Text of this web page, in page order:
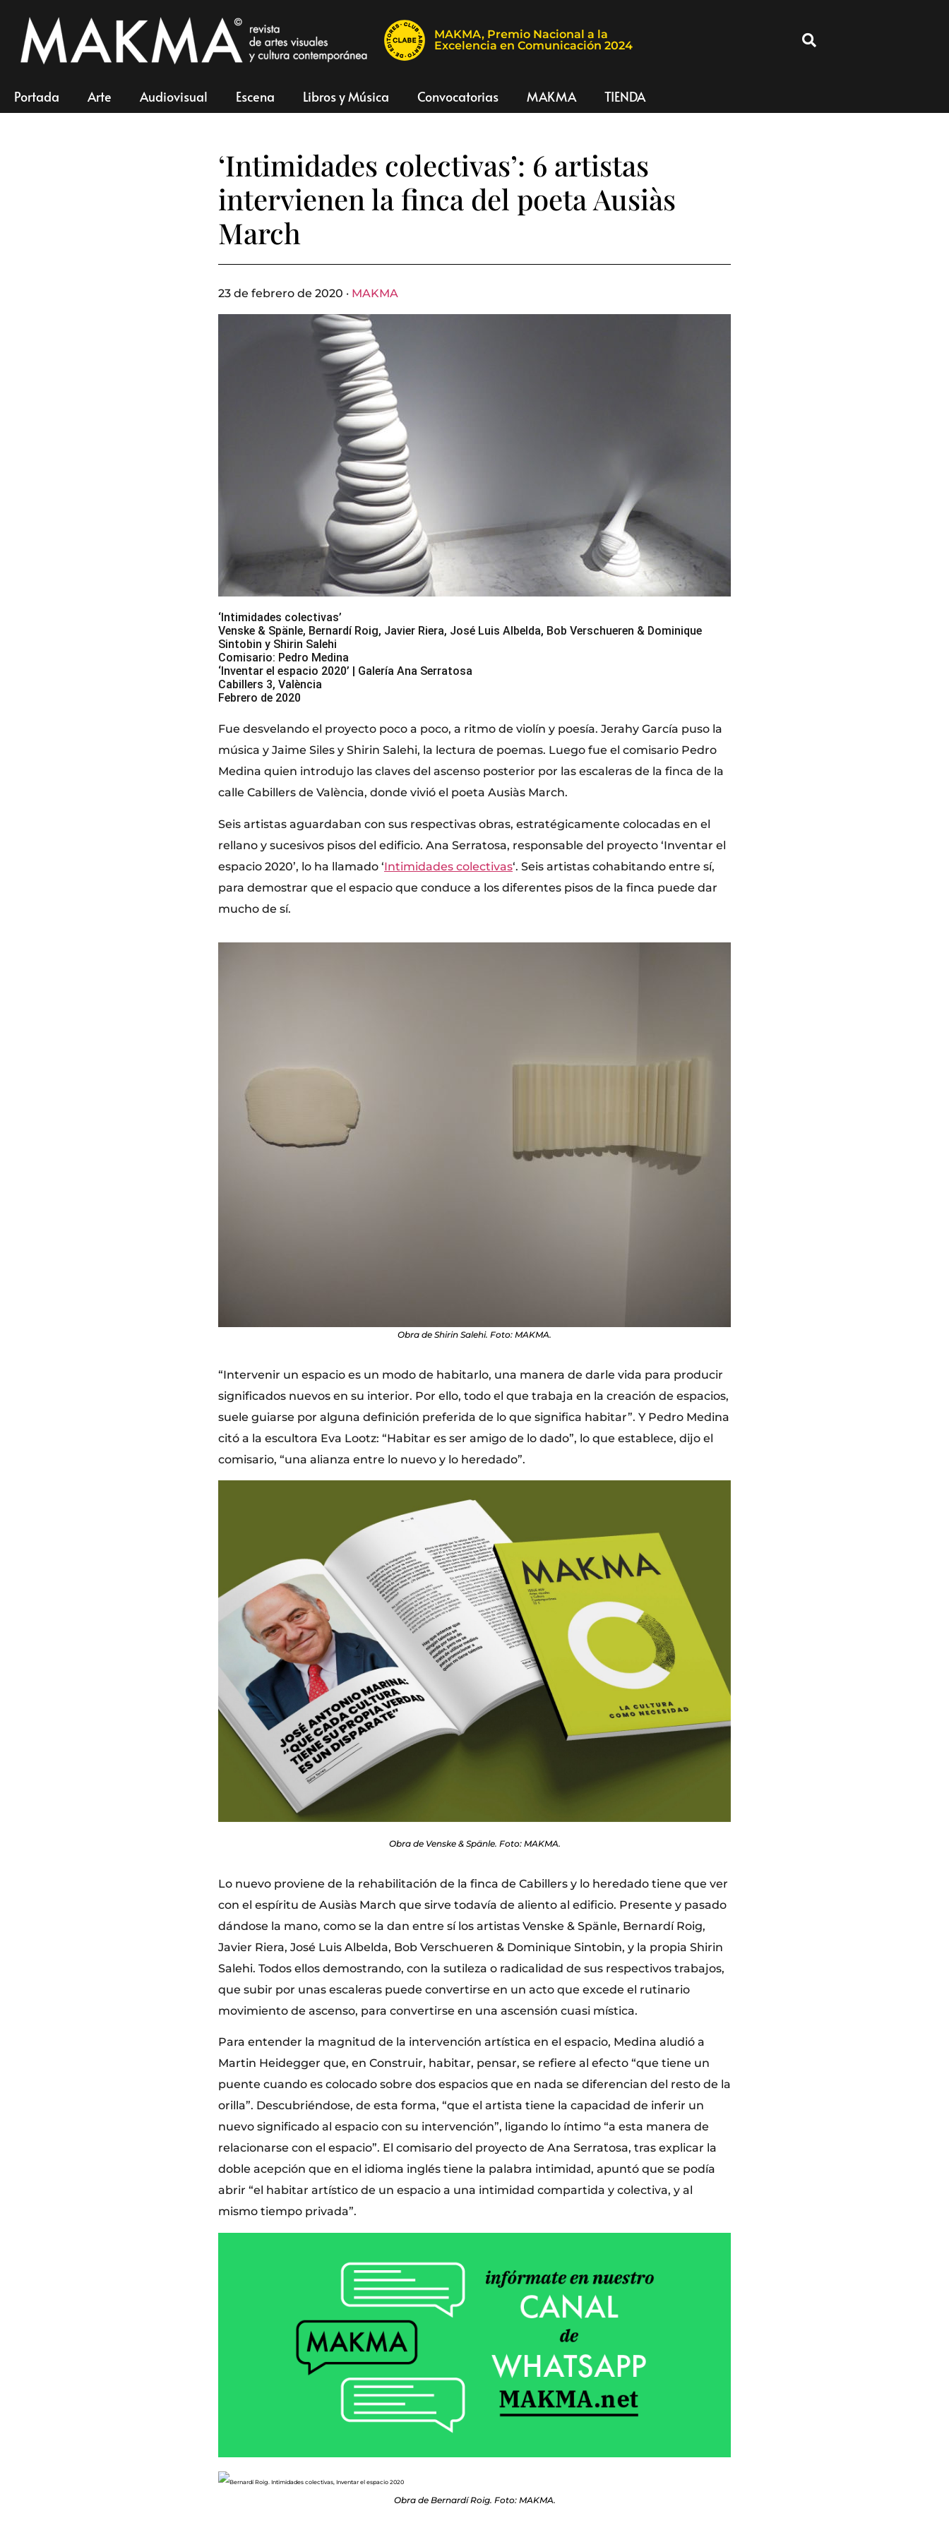
MAKMA, Premio Nacional a la
Excelencia en Comunicación 2024
Portada Arte Audiovisual Escena Libros y Música Convocatorias MAKMA TIENDA
‘Intimidades colectivas’: 6 artistas
intervienen la finca del poeta Ausiàs
March
23 de febrero de 2020 · MAKMA
‘Intimidades colectivas’
Venske & Spänle, Bernardí Roig, Javier Riera, José Luis Albelda, Bob Verschueren & Dominique
Sintobin y Shirin Salehi
Comisario: Pedro Medina
‘Inventar el espacio 2020’ | Galería Ana Serratosa
Cabillers 3, València
Febrero de 2020
Fue desvelando el proyecto poco a poco, a ritmo de violín y poesía. Jerahy García puso la
música y Jaime Siles y Shirin Salehi, la lectura de poemas. Luego fue el comisario Pedro
Medina quien introdujo las claves del ascenso posterior por las escaleras de la finca de la
calle Cabillers de València, donde vivió el poeta Ausiàs March.
Seis artistas aguardaban con sus respectivas obras, estratégicamente colocadas en el
rellano y sucesivos pisos del edificio. Ana Serratosa, responsable del proyecto ‘Inventar el
espacio 2020’, lo ha llamado ‘Intimidades colectivas‘. Seis artistas cohabitando entre sí,
para demostrar que el espacio que conduce a los diferentes pisos de la finca puede dar
mucho de sí.
Obra de Shirin Salehi. Foto: MAKMA.
“Intervenir un espacio es un modo de habitarlo, una manera de darle vida para producir
significados nuevos en su interior. Por ello, todo el que trabaja en la creación de espacios,
suele guiarse por alguna definición preferida de lo que significa habitar”. Y Pedro Medina
citó a la escultora Eva Lootz: “Habitar es ser amigo de lo dado”, lo que establece, dijo el
comisario, “una alianza entre lo nuevo y lo heredado”.
Obra de Venske & Spänle. Foto: MAKMA.
Lo nuevo proviene de la rehabilitación de la finca de Cabillers y lo heredado tiene que ver
con el espíritu de Ausiàs March que sirve todavía de aliento al edificio. Presente y pasado
dándose la mano, como se la dan entre sí los artistas Venske & Spänle, Bernardí Roig,
Javier Riera, José Luis Albelda, Bob Verschueren & Dominique Sintobin, y la propia Shirin
Salehi. Todos ellos demostrando, con la sutileza o radicalidad de sus respectivos trabajos,
que subir por unas escaleras puede convertirse en un acto que excede el rutinario
movimiento de ascenso, para convertirse en una ascensión cuasi mística.
Para entender la magnitud de la intervención artística en el espacio, Medina aludió a
Martin Heidegger que, en Construir, habitar, pensar, se refiere al efecto “que tiene un
puente cuando es colocado sobre dos espacios que en nada se diferencian del resto de la
orilla”. Descubriéndose, de esta forma, “que el artista tiene la capacidad de inferir un
nuevo significado al espacio con su intervención”, ligando lo íntimo “a esta manera de
relacionarse con el espacio”. El comisario del proyecto de Ana Serratosa, tras explicar la
doble acepción que en el idioma inglés tiene la palabra intimidad, apuntó que se podía
abrir “el habitar artístico de un espacio a una intimidad compartida y colectiva, y al
mismo tiempo privada”.
Obra de Bernardí Roig. Foto: MAKMA.